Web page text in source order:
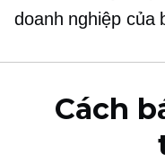
doanh nghiệp của
Cách